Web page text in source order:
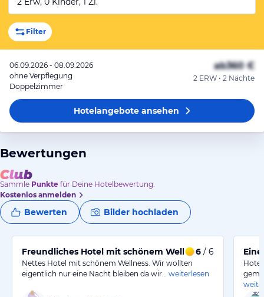
Filter
06.09.2026 - 08.09.2026
ohne Verpflegung
Doppelzimmer
ab360 €
2 ERW • 2 Nächte
Hotelangeboteansehen
Bewertungen
Sammle Punkte für Deine Hotelbewertung.
Kostenlos anmelden
Bewerten Bilder hochladen
Freundliches Hotel mit schönem Wellnessbereich
6 / 6
Nettes Hotel mit schönem Wellness. Wir wollten
eigentlich nur eine Nacht bleiben da wir…
weiterlesen